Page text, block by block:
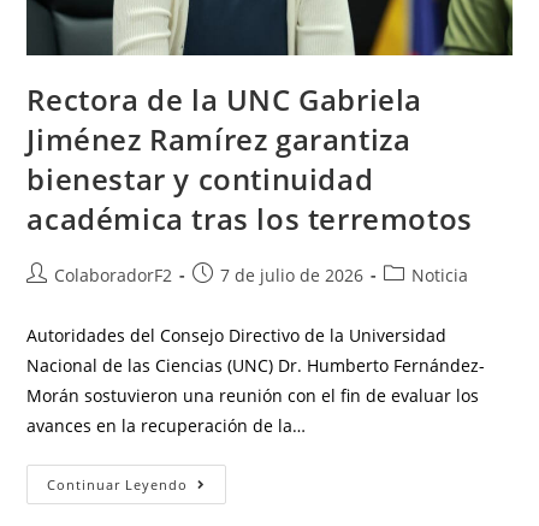
Rectora de la UNC Gabriela
Jiménez Ramírez garantiza
bienestar y continuidad
académica tras los terremotos
ColaboradorF2 7 de julio de 2026 Noticia
Autoridades del Consejo Directivo de la Universidad
Nacional de las Ciencias (UNC) Dr. Humberto Fernández-
Morán sostuvieron una reunión con el fin de evaluar los
avances en la recuperación de la…
Continuar Leyendo